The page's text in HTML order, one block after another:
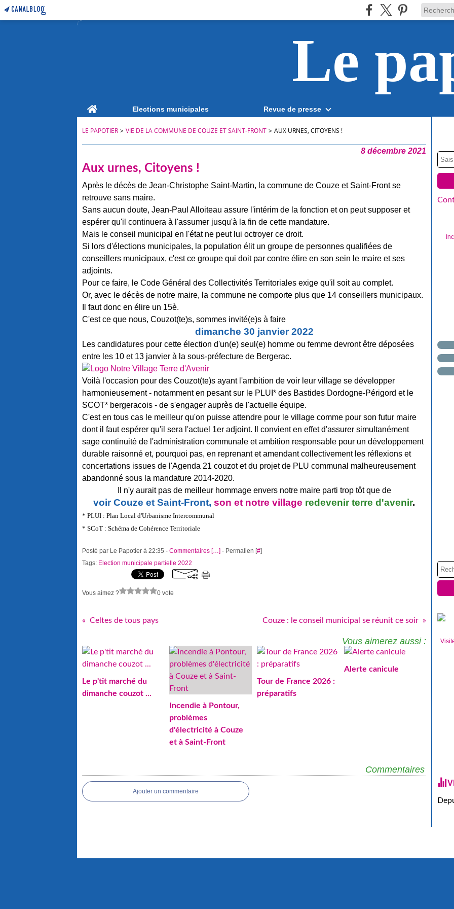
Le
Home Elections municipales Revue de presse
LE PAPOTIER > VIE DE LA COMMUNE DE COUZE ET SAINT-FRONT > AUX URNES, CITOYENS !
8 décembre 2021
Aux urnes, Citoyens !
Après le décès de Jean-Christophe Saint-Martin, la commune de Couze et Saint-Front se
retrouve sans maire.
Sans aucun doute, Jean-Paul Alloiteau assure l'intérim de la fonction et on peut supposer et
espérer qu'il continuera à l'assumer jusqu'à la fin de cette mandature.
Mais le conseil municipal en l'état ne peut lui octroyer ce droit.
Si lors d'élections municipales, la population élit un groupe de personnes qualifiées de
conseillers municipaux, c'est ce groupe qui doit par contre élire en son sein le maire et ses
adjoints.
Pour ce faire, le Code Général des Collectivités Territoriales exige qu'il soit au complet.
Or, avec le décès de notre maire, la commune ne comporte plus que 14 conseillers municipaux.
Il faut donc en élire un 15è.
C'est ce que nous, Couzot(te)s, sommes invité(e)s à faire
dimanche 30 janvier 2022
Les candidatures pour cette élection d'un(e) seul(e) homme ou femme devront être déposées
entre les 10 et 13 janvier à la sous-préfecture de Bergerac.
Voilà l'occasion pour des Couzot(te)s ayant l'ambition de voir leur village se développer
harmonieusement - notamment en pesant sur le PLUI* des Bastides Dordogne-Périgord et le
SCOT* bergeracois - de s'engager auprès de l'actuelle équipe.
C'est en tous cas le meilleur qu'on puisse attendre pour le village comme pour son futur maire
dont il faut espérer qu'il sera l'actuel 1er adjoint. Il convient en effet d'assurer simultanément
sage continuité de l'administration communale et ambition responsable pour un développement
durable raisonné et, pourquoi pas, en reprenant et amendant collectivement les réflexions et
concertations issues de l'Agenda 21 couzot et du projet de PLU communal malheureusement
abandonné sous la mandature 2014-2020.
Il n'y aurait pas de meilleur hommage envers notre maire parti trop tôt que de
voir Couze et Saint-Front, son et notre village redevenir terre d'avenir.
* PLUI : Plan Local d'Urbanisme Intercommunal
* SCoT : Schéma de Cohérence Territoriale
Posté par Le Papotier à 22:35 - Commentaires […] - Permalien [#]
Tags: Election municipale partielle 2022
Vous aimez ? 0 vote
Celtes de tous pays Couze : le conseil municipal se réunit ce soir
Vous aimerez aussi :
Le p'tit marché du
dimanche couzot ...
Incendie à Pontour,
problèmes
d'électricité à Couze
et à Saint-Front
Tour de France 2026 :
préparatifs
Alerte canicule
Commentaires
Ajouter un commentaire